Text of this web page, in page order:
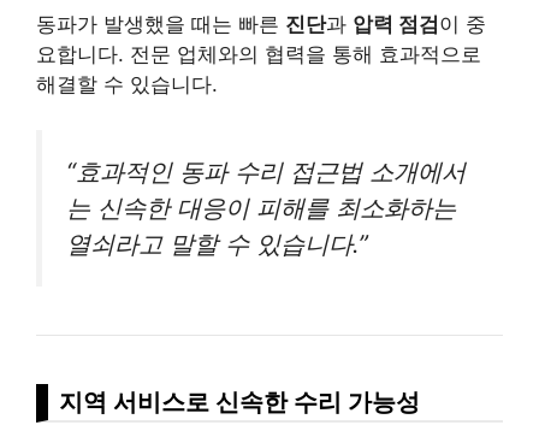
동파가 발생했을 때는 빠른 진단과 압력 점검이 중
요합니다. 전문 업체와의 협력을 통해 효과적으로
해결할 수 있습니다.
“효과적인 동파 수리 접근법 소개에서
는 신속한 대응이 피해를 최소화하는
열쇠라고 말할 수 있습니다.”
지역 서비스로 신속한 수리 가능성